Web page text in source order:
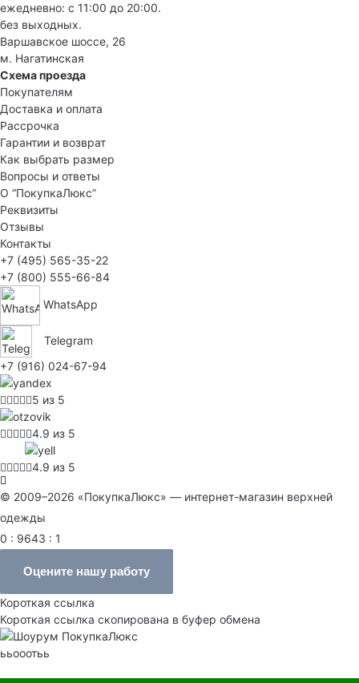
ежедневно: с 11:00 до 20:00.
без выходных.
Варшавское шоссе, 26
м. Нагатинская
Схема проезда
Покупателям
Доставка и оплата
Рассрочка
Гарантии и возврат
Как выбрать размер
Вопросы и ответы
О “ПокупкаЛюкс”
Реквизиты
Отзывы
Контакты
+7 (495) 565-35-22
+7 (800) 555-66-84
WhatsApp
Telegram
+7 (916) 024-67-94
5 из 5
4.9 из 5
4.9 из 5
© 2009–2026 «ПокупкаЛюкс» — интернет-магазин верхней
одежды
0 : 9643 : 1
Оцените нашу работу
Короткая ссылка
Короткая ссылка скопирована в буфер обмена
ььооотьь